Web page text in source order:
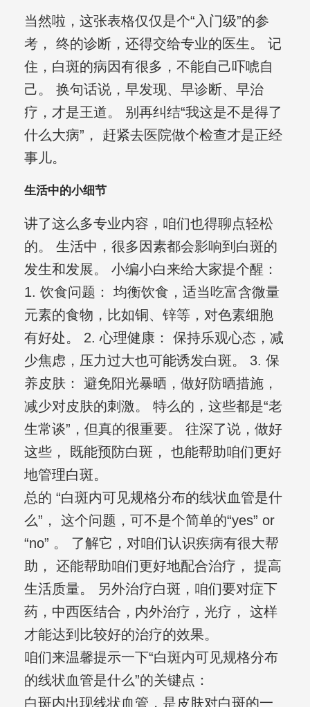
当然啦，这张表格仅仅是个“入门级”的参
考， 终的诊断，还得交给专业的医生。 记
住，白斑的病因有很多，不能自己吓唬自
己。 换句话说，早发现、早诊断、早治
疗，才是王道。 别再纠结“我这是不是得了
什么大病”， 赶紧去医院做个检查才是正经
事儿。
生活中的小细节
讲了这么多专业内容，咱们也得聊点轻松
的。 生活中，很多因素都会影响到白斑的
发生和发展。 小编小白来给大家提个醒：
1. 饮食问题： 均衡饮食，适当吃富含微量
元素的食物，比如铜、锌等，对色素细胞
有好处。 2. 心理健康： 保持乐观心态，减
少焦虑，压力过大也可能诱发白斑。 3. 保
养皮肤： 避免阳光暴晒，做好防晒措施，
减少对皮肤的刺激。 特么的，这些都是“老
生常谈”，但真的很重要。 往深了说，做好
这些， 既能预防白斑， 也能帮助咱们更好
地管理白斑。
总的 “白斑内可见规格分布的线状血管是什
么”， 这个问题，可不是个简单的“yes” or
“no” 。 了解它，对咱们认识疾病有很大帮
助， 还能帮助咱们更好地配合治疗， 提高
生活质量。 另外治疗白斑，咱们要对症下
药，中西医结合，内外治疗，光疗， 这样
才能达到比较好的治疗的效果。
咱们来温馨提示一下“白斑内可见规格分布
的线状血管是什么”的关键点：
白斑内出现线状血管，是皮肤对白斑的一